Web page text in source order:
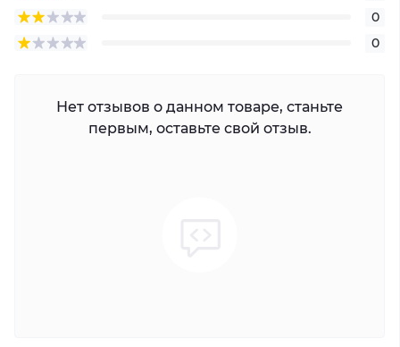
0
0
Нет отзывов о данном товаре, станьте
первым, оставьте свой отзыв.